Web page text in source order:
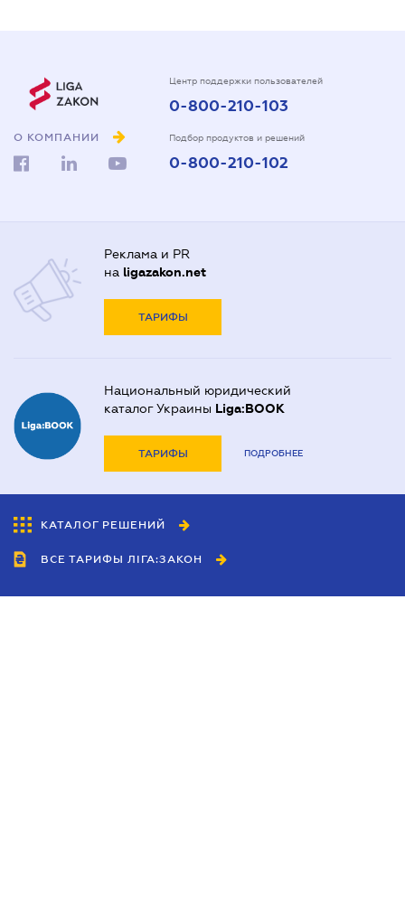
О КОМПАНИИ
Центр поддержки пользователей
0-800-210-103
Подбор продуктов и решений
0-800-210-102
Реклама и PR
на ligazakon.net
ТАРИФЫ
Национальный юридический
каталог Украины Liga:BOOK
ТАРИФЫ ПОДРОБНЕЕ
КАТАЛОГ РЕШЕНИЙ
ВСЕ ТАРИФЫ ЛІГА:ЗАКОН